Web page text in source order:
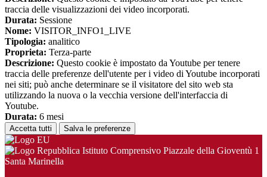
traccia delle visualizzazioni dei video incorporati.
Durata: Sessione
Nome: VISITOR_INFO1_LIVE
Tipologia: analitico
Proprieta: Terza-parte
Descrizione: Questo cookie è impostato da Youtube per tenere
traccia delle preferenze dell'utente per i video di Youtube incorporati
nei siti; può anche determinare se il visitatore del sito web sta
utilizzando la nuova o la vecchia versione dell'interfaccia di
Youtube.
Durata: 6 mesi
Accetta tutti Salva le preferenze
Istituto Comprensivo Piazzale della Gioventù 1
Santa Marinella